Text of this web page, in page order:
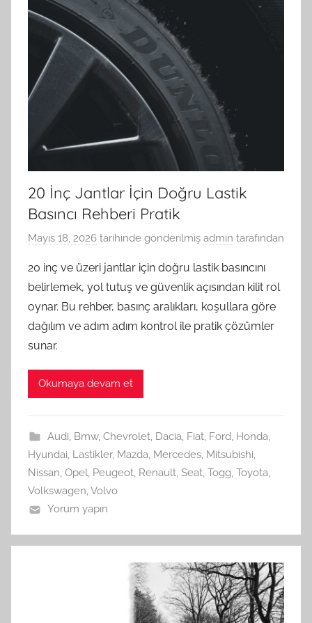
20 İnç Jantlar İçin Doğru Lastik
Basıncı Rehberi Pratik
Mayıs 18, 2026 tarihinde gönderilmiş admin tarafından
20 inç ve üzeri jantlar için doğru lastik basıncını
belirlemek, yol tutuş ve güvenlik açısından kilit rol
oynar. Bu rehber, basınç aralıkları, koşullara göre
dağılım ve adım adım kontrol ile pratik çözümler
sunar.
Okumaya devam et
Audi, Bmw, Chevrolet, Dacia, Fiat, Ford, Honda,
Hyundai, Lastikler, Mazda, Mercedes, Mitsubishi,
Nissan, Opel, Peugeot, Renault, Seat, Togg, Toyota,
Volkswagen,Volvo
Yorum yapın